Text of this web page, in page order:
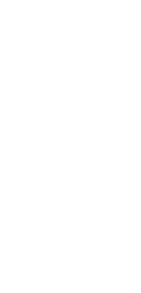
не
курса
с
профессии
на